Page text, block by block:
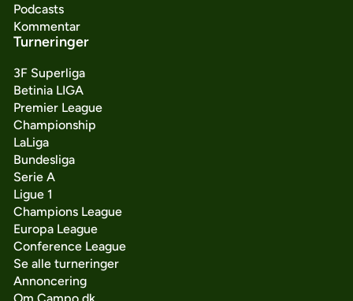
Podcasts
Kommentar
Turneringer
3F Superliga
Betinia LIGA
Premier League
Championship
LaLiga
Bundesliga
Serie A
Ligue 1
Champions League
Europa League
Conference League
Se alle turneringer
Annoncering